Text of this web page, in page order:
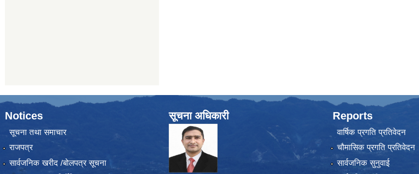
Notices
सूचना तथा समाचार
राजपत्र
सार्वजनिक खरीद /बोलपत्र सूचना
सूचना अधिकारी Reports
वार्षिक प्रगति प्रतिवेदन
चौमासिक प्रगति प्रतिवेदन
सार्वजनिक सुनुवाई